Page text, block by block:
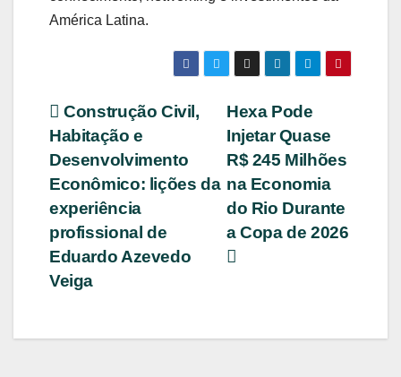
América Latina.
Navegação
de
Post
Hexa Pode
Injetar Quase
R$ 245 Milhões
na Economia
do Rio Durante
a Copa de 2026
Construção Civil,
Habitação e
Desenvolvimento
Econômico: lições da
experiência
profissional de
Eduardo Azevedo
Veiga